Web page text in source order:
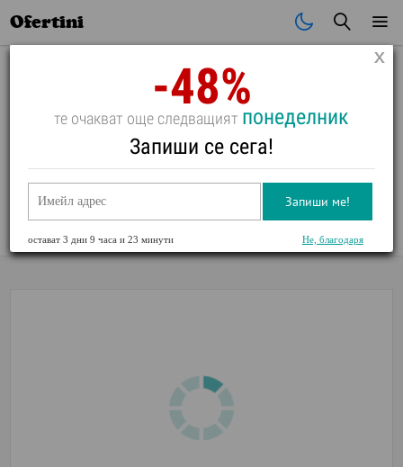
Ofertini
Отпечатване на 50 бр. снимки в размер 10х15 от
Фотоцентър DIGITALICA, Варна
-48%
те очакват още следващият понеделник
Запиши се сега!
Запиши ме!
остават3 дни 9 часа и 23 минути Не, благодаря